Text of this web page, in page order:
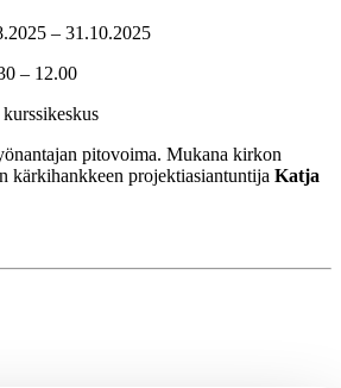
– 31.10.2025
– 12.00
pitovoima. Mukana kirkon
kärkihankkeen projektiasiantuntija Katja